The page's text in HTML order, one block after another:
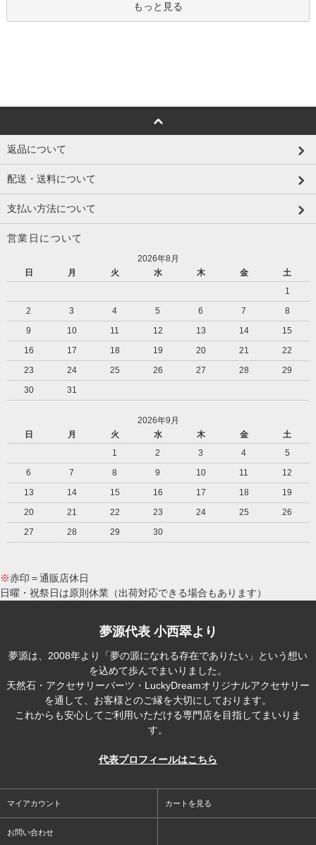
もっと見る
返品について
配送・送料について
支払い方法について
営業日について
2026年8月
日
月 火 水 木 金
土
1
2
3 4 5 6 7
8
9
10 11 12 13 14
15
16
17 18 19 20 21
22
23
24 25 26 27 28
29
30
31
2026年9月
日
月 火 水 木 金
土
1
2 3 4
5
6
7 8 9 10 11
12
13
14 15 16 17 18
19
20
21 22 23 24 25
26
27
28 29 30
※赤印＝通販店休日
日曜・祝祭日は原則休業（出荷対応できる場合もあります）
夢源代表 小西翠より
夢源は、2008年より「夢の源になれる存在でありたい」という想い
を込めて歩んでまいりました。
天然石・アクセサリーパーツ・LuckyDreamオリジナルアクセサリー
を通して、お客様とのご縁を大切にしております。
これからも安心してご利用いただける専門店を目指してまいりま
す。
代表プロフィールはこちら
マイアカウント カートを見る
お問い合わせ